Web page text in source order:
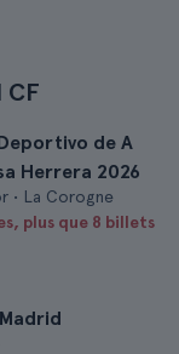
CF
de A
Herrera 2026
• La Corogne
plus que 8 billets